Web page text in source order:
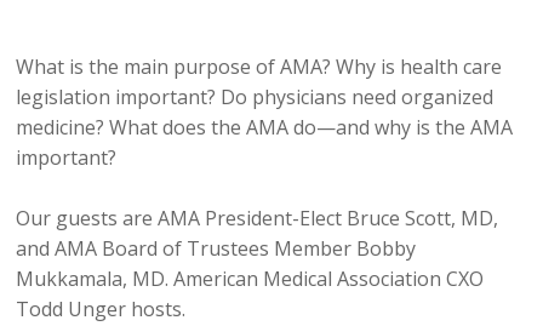
What is the main purpose of AMA? Why is health care
legislation important? Do physicians need organized
medicine? What does the AMA do—and why is the AMA
important?
Our guests are AMA President-Elect Bruce Scott, MD,
and AMA Board of Trustees Member Bobby
Mukkamala, MD. American Medical Association CXO
Todd Unger hosts.